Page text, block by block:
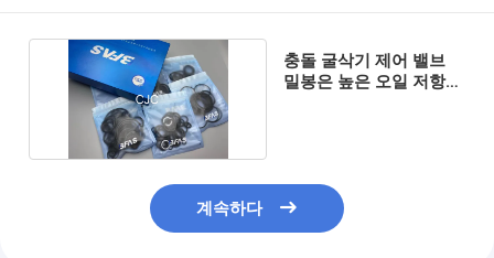
충돌 굴삭기 제어 밸브
밀봉은 높은 오일 저항을
계속하다